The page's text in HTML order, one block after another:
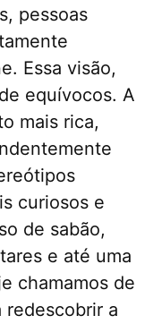
pessoas
Essa visão,
equívocos. A
mais rica,
curiosos e
de sabão,
e até uma
chamamos de
redescobrir a